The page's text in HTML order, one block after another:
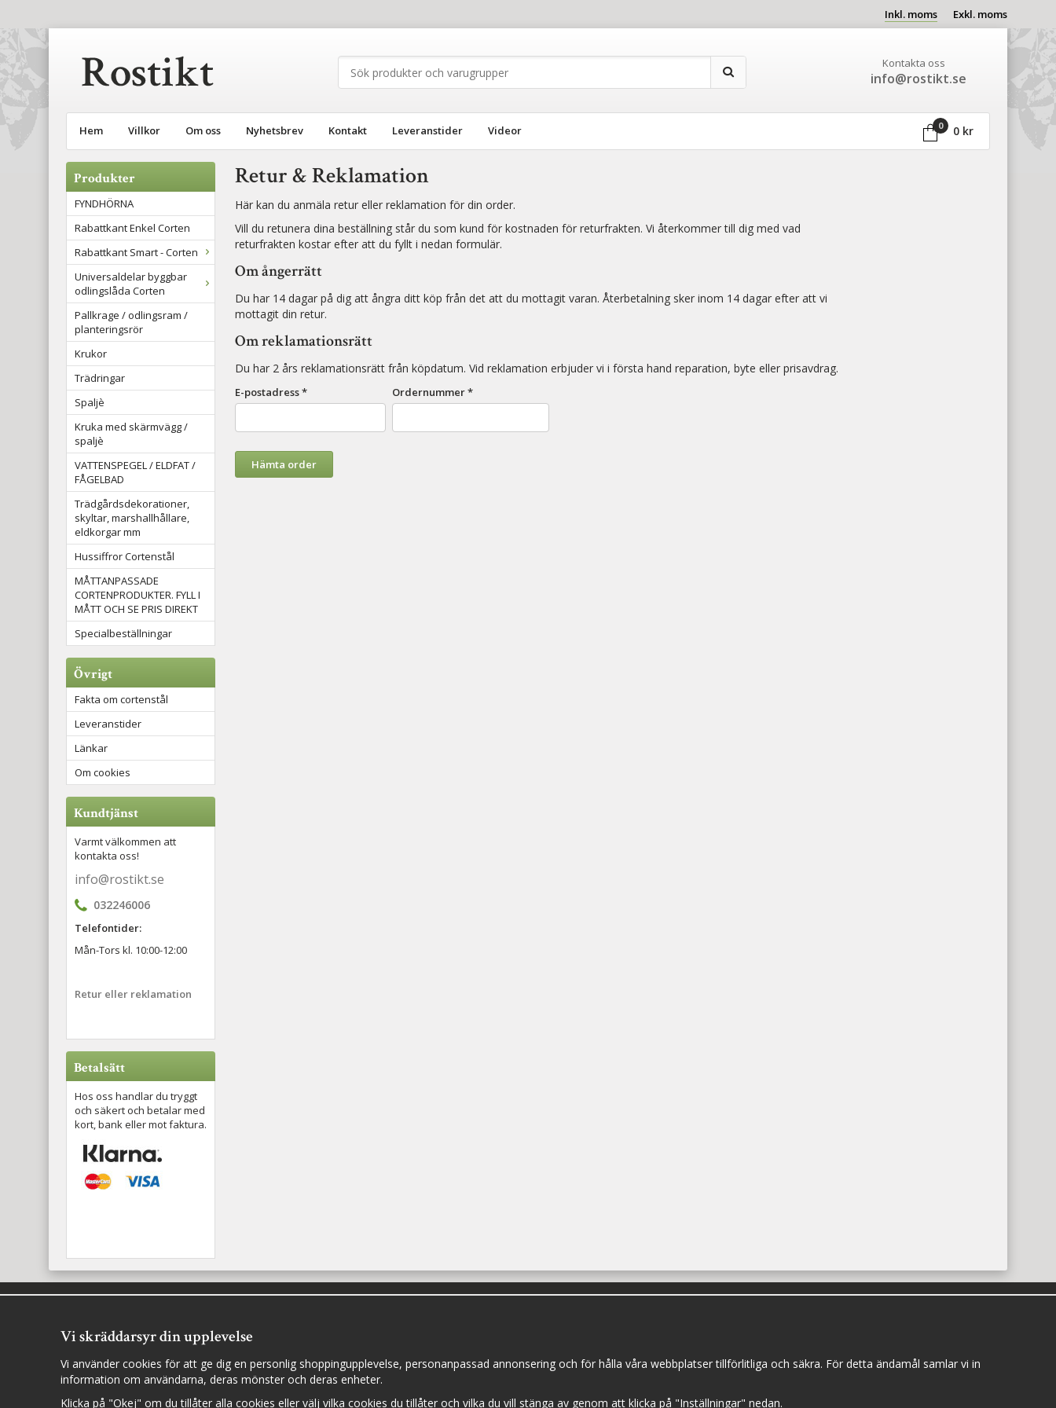
Inkl. moms Exkl. moms
Kontakta oss
info@rostikt.se
Hem Villkor Om oss Nyhetsbrev Kontakt Leveranstider Videor 0 0 kr
Produkter
FYNDHÖRNA
Rabattkant Enkel Corten
Rabattkant Smart - Corten
Universaldelar byggbar
odlingslåda Corten
Pallkrage / odlingsram /
planteringsrör
Krukor
Trädringar
Spaljè
Kruka med skärmvägg /
spaljè
VATTENSPEGEL / ELDFAT /
FÅGELBAD
Trädgårdsdekorationer,
skyltar, marshallhållare,
eldkorgar mm
Hussiffror Cortenstål
MÅTTANPASSADE
CORTENPRODUKTER. FYLL I
MÅTT OCH SE PRIS DIREKT
Specialbeställningar
Övrigt
Fakta om cortenstål
Leveranstider
Länkar
Om cookies
Kundtjänst
Varmt välkommen att
kontakta oss!
info@rostikt.se
032246006
Telefontider:
Mån-Tors kl. 10:00-12:00
Retur eller reklamation
Betalsätt
Hos oss handlar du tryggt
och säkert och betalar med
kort, bank eller mot faktura.
Retur & Reklamation
Här kan du anmäla retur eller reklamation för din order.
Vill du retunera dina beställning står du som kund för kostnaden för returfrakten. Vi återkommer till dig med vad
returfrakten kostar efter att du fyllt i nedan formulär.
Om ångerrätt
Du har 14 dagar på dig att ångra ditt köp från det att du mottagit varan. Återbetalning sker inom 14 dagar efter att vi
mottagit din retur.
Om reklamationsrätt
Du har 2 års reklamationsrätt från köpdatum. Vid reklamation erbjuder vi i första hand reparation, byte eller prisavdrag.
E-postadress * Ordernummer *
Hämta order
nyheter, utlottningar och
inspiration
Vi skräddarsyr din upplevelse
Vi använder cookies för att ge dig en personlig shoppingupplevelse, personanpassad annonsering och för hålla våra webbplatser tillförlitliga och säkra. För detta ändamål samlar vi in
information om användarna, deras mönster och deras enheter.
Klicka på "Okej" om du tillåter alla cookies eller välj vilka cookies du tillåter och vilka du vill stänga av genom att klicka på "Inställningar" nedan.